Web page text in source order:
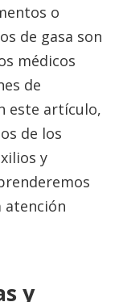
o
de gasa son
médicos
de
este artículo,
de los
y
atención
y